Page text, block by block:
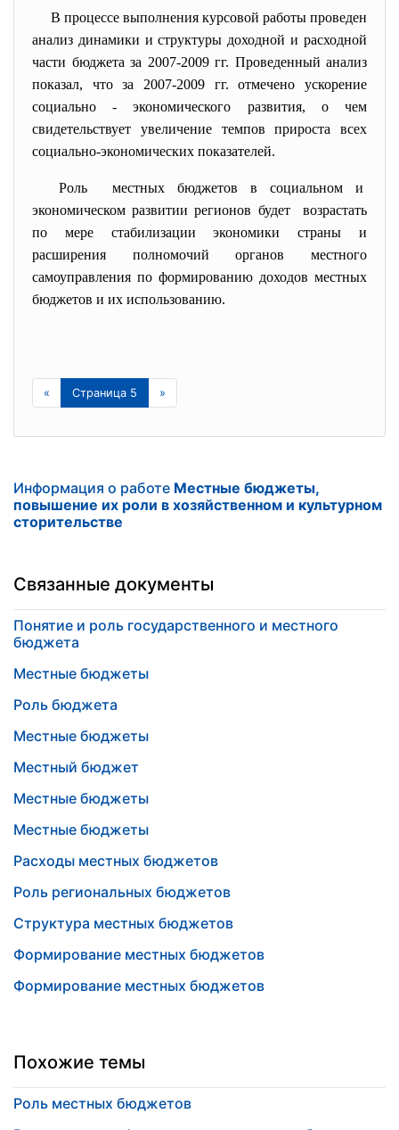
В процессе выполнения курсовой работы проведен
анализ динамики и структуры доходной и расходной
части бюджета за 2007-2009 гг. Проведенный анализ
показал, что за 2007-2009 гг. отмечено ускорение
социально - экономического развития, о чем
свидетельствует увеличение темпов прироста всех
социально-экономических показателей.
Роль местных бюджетов в социальном и
экономическом развитии регионов будет возрастать
по мере стабилизации экономики страны и
расширения полномочий органов местного
самоуправления по формированию доходов местных
бюджетов и их использованию.
« Страница 5 »
Информация о работе Местные бюджеты,
повышение их роли в хозяйственном и культурном
сторительстве
Связанные документы
Понятие и роль государственного и местного
бюджета
Местные бюджеты
Роль бюджета
Местные бюджеты
Местный бюджет
Местные бюджеты
Местные бюджеты
Расходы местных бюджетов
Роль региональных бюджетов
Структура местных бюджетов
Формирование местных бюджетов
Формирование местных бюджетов
Похожие темы
Роль местных бюджетов